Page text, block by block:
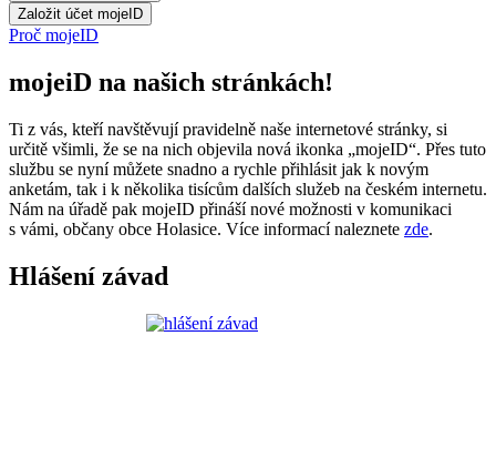
Proč mojeID
mojeiD na našich stránkách!
Ti z vás, kteří navštěvují pravidelně naše internetové stránky, si
určitě všimli, že se na nich objevila nová ikonka „mojeID“. Přes tuto
službu se nyní můžete snadno a rychle přihlásit jak k novým
anketám, tak i k několika tisícům dalších služeb na českém internetu.
Nám na úřadě pak mojeID přináší nové možnosti v komunikaci
s vámi, občany obce Holasice. Více informací naleznete zde.
Hlášení závad